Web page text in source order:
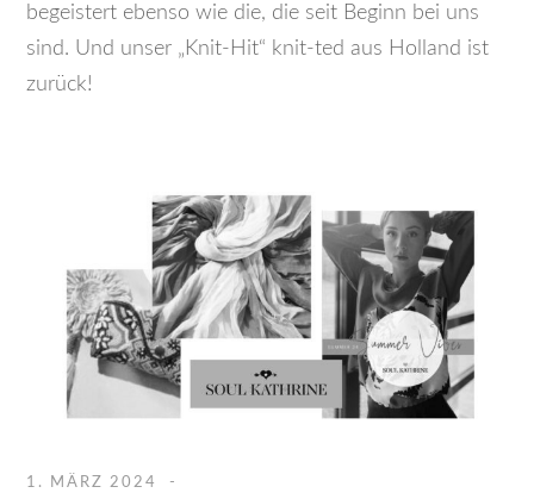
begeistert ebenso wie die, die seit Beginn bei uns
sind. Und unser „Knit-Hit“ knit-ted aus Holland ist
zurück!
1. MÄRZ 2024